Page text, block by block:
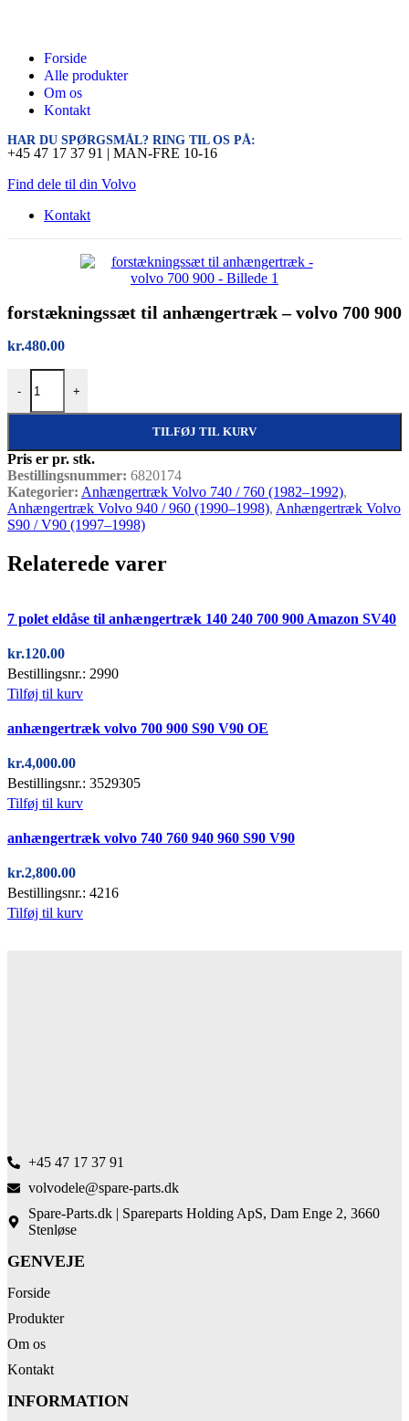
Forside
Alle produkter
Om os
Kontakt
HAR DU SPØRGSMÅL? RING TIL OS PÅ:
+45 47 17 37 91 | MAN-FRE 10-16
Find dele til din Volvo
Kontakt
forstækningssæt til anhængertræk – volvo 700 900
kr.480.00
-
forstækningssæt til anhængertræk - volvo 700 900 antal
+
TILFØJ TIL KURV
Pris er pr. stk.
Bestillingsnummer: 6820174
Kategorier: Anhængertræk Volvo 740 / 760 (1982–1992),
Anhængertræk Volvo 940 / 960 (1990–1998), Anhængertræk Volvo
S90 / V90 (1997–1998)
Relaterede varer
7 polet eldåse til anhængertræk 140 240 700 900 Amazon SV40
kr.120.00
Bestillingsnr.: 2990
Tilføj til kurv
anhængertræk volvo 700 900 S90 V90 OE
kr.4,000.00
Bestillingsnr.: 3529305
Tilføj til kurv
anhængertræk volvo 740 760 940 960 S90 V90
kr.2,800.00
Bestillingsnr.: 4216
Tilføj til kurv
+45 47 17 37 91
volvodele@spare-parts.dk
Spare-Parts.dk | Spareparts Holding ApS, Dam Enge 2, 3660
Stenløse
GENVEJE
Forside
Produkter
Om os
Kontakt
INFORMATION